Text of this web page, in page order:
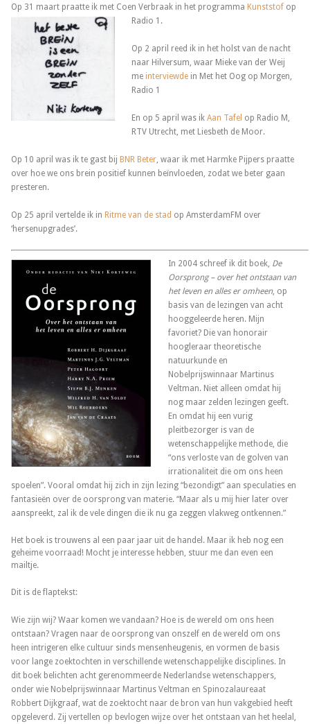
Op 31 maart praatte ik met Coen Verbraak in het programma Kunststof op
Radio 1.
Op 2 april reed ik in het holst van de nacht
naar Hilversum, waar Mieke van der Weij
meinterviewde in Met het Oog op Morgen,
Radio 1
En op 5 april was ikAan Tafel op Radio M,
RTV Utrecht, met Liesbeth de Moor.
Op 10 april was ik te gast bij BNR Beter, waar ik met Harmke Pijpers praatte
over hoe we ons brein positief kunnen beïnvloeden, zodat we beter gaan
presteren.
Op 25 april vertelde ik in Ritme van de stad op AmsterdamFM over
‘hersenupgrades’.
In 2004 schreef ik dit boek, De
Oorsprong – over het ontstaan van
het leven en alles er omheen, op
basis van de lezingen van acht
hooggeleerde heren. Mijn
favoriet? Die van honorair
hoogleraar theoretische
natuurkunde en
Nobelprijswinnaar Martinus
Veltman. Niet alleen omdat hij
nog maar zelden lezingen geeft.
En omdat hij een vurig
pleitbezorger is van de
wetenschappelijke methode, die
“ons verloste van de golven van
irrationaliteit die om ons heen
spoelen”. Vooral omdat hij zich in zijn lezing “bezondigt” aan speculaties en
fantasieën over de oorsprong van materie. “Maar als u mij hier later over
aanspreekt, zal ik de vele dingen die ik nu ga zeggen vlakweg ontkennen.”
Het boek is trouwens al een paar jaar uit de handel. Maar ik heb nog een
geheime voorraad! Mocht je interesse hebben, stuur me dan even een
mailtje.
Dit is de flaptekst:
Wie zijn wij? Waar komen we vandaan? Hoe is de wereld om ons heen
ontstaan? Vragen naar de oorsprong van onszelf en de wereld om ons
heen intrigeren elke cultuur sinds mensenheugenis, en vormen de basis
voor lange zoektochten in verschillende wetenschappelijke disciplines. In
dit boek belichten acht gerenommeerde Nederlandse wetenschappers,
onder wie Nobelprijswinnaar Martinus Veltman en Spinozalaureaat
Robbert Dijkgraaf, wat de zoektocht naar de bron van hun vakgebied heeft
opgeleverd. Zij vertellen op bevlogen wijze over het ontstaan van het heelal,